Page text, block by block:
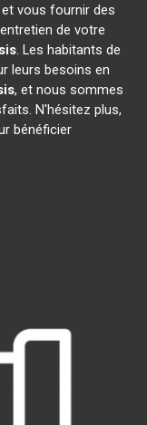
vous fournir des
de votre
. Les habitants de
leurs besoins en
, et nous sommes
N'hésitez plus,
bénéficier